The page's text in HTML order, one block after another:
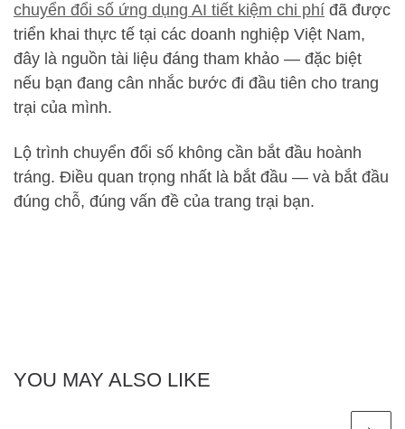
chuyển đổi số ứng dụng AI tiết kiệm chi phí đã được
triển khai thực tế tại các doanh nghiệp Việt Nam,
đây là nguồn tài liệu đáng tham khảo — đặc biệt
nếu bạn đang cân nhắc bước đi đầu tiên cho trang
trại của mình.
Lộ trình chuyển đổi số không cần bắt đầu hoành
tráng. Điều quan trọng nhất là bắt đầu — và bắt đầu
đúng chỗ, đúng vấn đề của trang trại bạn.
YOU MAY ALSO LIKE